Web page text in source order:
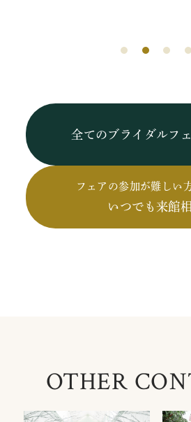
全てのブライダルフ
フェアの参加が難しい
いつでも来館
OTHER